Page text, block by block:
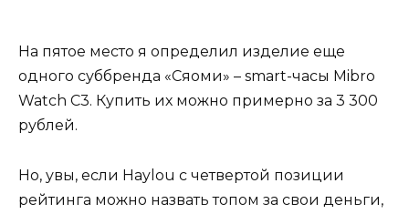
На пятое место я определил изделие еще
одного суббренда «Сяоми» – smart-часы Mibro
Watch C3. Купить их можно примерно за 3 300
рублей.
Но, увы, если Haylou с четвертой позиции
рейтинга можно назвать топом за свои деньги,